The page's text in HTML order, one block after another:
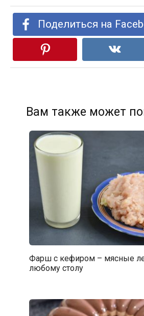
Поделиться на
Вам также может
Фарш с кефиром – мясные
любому столу